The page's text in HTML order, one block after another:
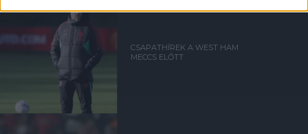
CSAPATHÍREK A WEST HAM
MECCS ELŐTT